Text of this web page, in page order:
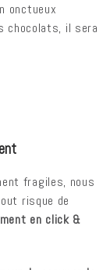
onctueux
chocolats, il sera
fragiles, nous
risque de
en click &